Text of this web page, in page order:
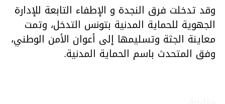
وقد تدخلت فرق النجدة و الإطفاء التابعة للإدارة
الجهوية للحماية المدنية بتونس التدخل، وتمت
معاينة الجثة وتسليمها إلى أعوان الأمن الوطني،
وفق المتحدث باسم الحماية المدنية.